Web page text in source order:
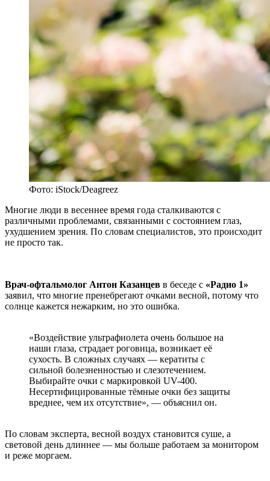
Фото: iStock/Deagreez
Многие люди в весеннее время года сталкиваются с
различными проблемами, связанными с состоянием глаз,
ухудшением зрения. По словам специалистов, это происходит
не просто так.
Врач-офтальмолог Антон Казанцев в беседе с «Радио 1»
заявил, что многие пренебрегают очками весной, потому что
солнце кажется нежарким, но это ошибка.
«Воздействие ультрафиолета очень большое на
наши глаза, страдает роговица, возникает её
сухость. В сложных случаях — кератиты с
сильной болезненностью и слезотечением.
Выбирайте очки с маркировкой UV-400.
Несертифицированные тёмные очки без защиты
вреднее, чем их отсутствие», — объяснил он.
По словам эксперта, весной воздух становится суше, а
световой день длиннее — мы больше работаем за монитором
и реже моргаем.